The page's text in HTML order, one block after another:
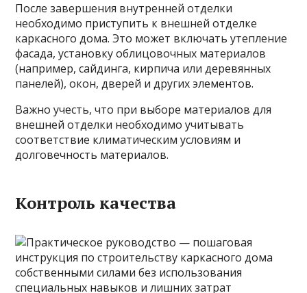
После завершения внутренней отделки
необходимо приступить к внешней отделке
каркасного дома. Это может включать утепление
фасада, установку облицовочных материалов
(например, сайдинга, кирпича или деревянных
панелей), окон, дверей и других элементов.
Важно учесть, что при выборе материалов для
внешней отделки необходимо учитывать
соответствие климатическим условиям и
долговечность материалов.
Контроль качества